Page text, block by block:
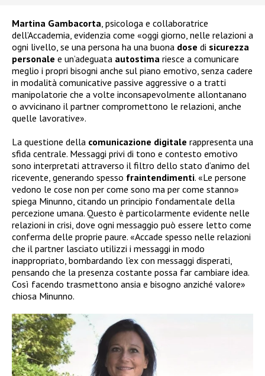
Martina Gambacorta , psicologa e collaboratrice
dell’Accademia, evidenzia come «oggi giorno, nelle relazioni a
ogni livello, se una persona ha una buona dose di sicurezza
personale e un’adeguata autostima riesce a comunicare
meglio i propri bisogni anche sul piano emotivo, senza cadere
in modalità comunicative passive aggressive o a tratti
manipolatorie che a volte inconsapevolmente allontanano
o avvicinano il partner compromettono le relazioni, anche
quelle lavorative».
La questione della comunicazione digitale rappresenta una
sfida centrale. Messaggi privi di tono e contesto emotivo
sono interpretati attraverso il filtro dello stato d’animo del
ricevente, generando spesso fraintendimenti. «Le persone
vedono le cose non per come sono ma per come stanno»
spiega Minunno, citando un principio fondamentale della
percezione umana. Questo è particolarmente evidente nelle
relazioni in crisi, dove ogni messaggio può essere letto come
conferma delle proprie paure. «Accade spesso nelle relazioni
che il partner lasciato utilizzi i messaggi in modo
inappropriato, bombardando l’ex con messaggi disperati,
pensando che la presenza costante possa far cambiare idea.
Così facendo trasmettono ansia e bisogno anziché valore»
chiosa Minunno.